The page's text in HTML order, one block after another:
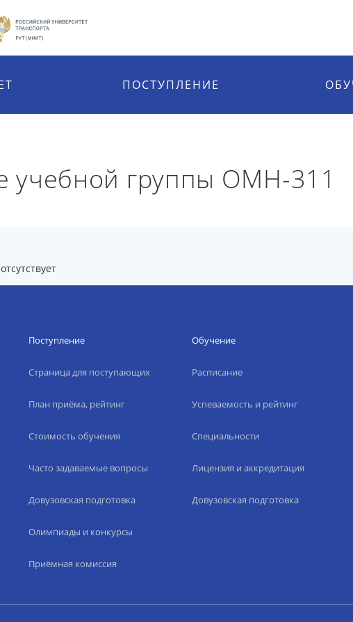
ПОСТУПЛЕНИЕ
учебной группы ОМН-311
Поступление
Страница для поступающих
План приёма, рейтинг
Стоимость обучения
Часто задаваемые вопросы
Довузовская подготовка
Олимпиады и конкурсы
Приёмная комиссия
Обучение
Расписание
Успеваемость и рейтинг
Специальности
Лицензия и аккредитация
Довузовская подготовка